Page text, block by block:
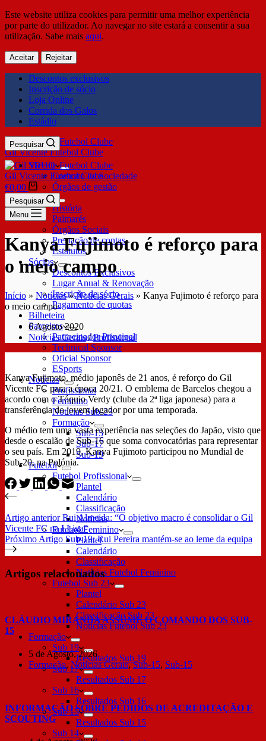
Este website utiliza cookies para permitir uma melhor experiência
por parte do utilizador. Ao navegar no site estará a consentir a sua
utilização. Sabe mais aqui.
Aceitar Rejeitar
Descontos exclusivos
Inscrição de sócio
Loja Online
Corrida dos Galos
Estádio
Gil Vicente Futebol Clube
Pesquisar
SDUQ
Contrato de Sociedade
Órgãos de gestão
Clube
História
Palmarés
Órgãos Sociais
Prestação de contas
Estatutos
Sócios
Descontos Exclusivos
Lugar Anual & Renovação
Inscrição de sócio
Pagamento de quotas
Bilheteira
Parceiros
Patrocinador Principal
Technical Sponsor
Oficial Sponsor
ESports
Notícias
Profissional
Feminino
Notícias Sub-23
Formação
Sub-15
Sub-17
Sub-19
Futebol
Futebol Profissional
Plantel
Calendário
Classificação
Notícias
Futebol Feminino
Plantel
Calendário
Classificação
Notícias Futebol Feminino
Futebol Sub 23
Plantel
Calendário Sub 23
Classificação Sub 23
Notícias Futebol Sub 23
Formação
Sub 19
Resultados Sub 19
Sub 17
Resultados Sub 17
Sub 16
Resultados Sub 16
Sub 15
Resultados Sub 15
Sub 14
Gil Vicente Futebol Clube
€0,00
Pesquisar
Menu
Kanya Fujimoto é reforço para
o meio campo
Início » Notícias»Notícias Gerais » Kanya Fujimoto é reforço para
o meio campo
6 Agosto 2020
Notícias Gerais/Profissional
Kanya Fujimoto, médio japonês de 21 anos, é reforço do Gil
Vicente FC para a época 20/21. O emblema de Barcelos chegou a
acordo com o Tóquio Verdy (clube da 2ª liga japonesa) para a
transferência do jovem jogador por uma temporada.
O médio tem uma vasta experiência nas seleções do Japão, visto que
desde o escalão de Sub-16 que soma convocatórias para representar
o seu país. Em 2019, Kanya Fujimoto participou no Mundial de
Sub-20, na Polónia.
Artigo anteriorRui Almeida: “O objetivo macro é consolidar o Gil
Vicente FC na I Liga”
Próximo Artigo Sub-19: Rui Pereira mantém-se ao leme da equipa
Artigos relacionados
CLÁUDIO MIRANDA ASSUME O COMANDO DOS SUB-
15
5 de Agosto, 2026
Formação,Notícias Gerais,Sub-15, Sub-15
INFORMAÇÃO SOBRE PEDIDOS DE ACREDITAÇÃO E
SCOUTING